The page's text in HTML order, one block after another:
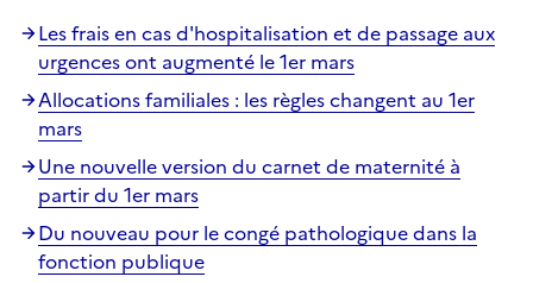
Les frais en cas d'hospitalisation et de passage aux
urgences ont augmenté le 1er mars
Allocations familiales : les règles changent au 1er
mars
Une nouvelle version du carnet de maternité à
partir du 1er mars
Du nouveau pour le congé pathologique dans la
fonction publique